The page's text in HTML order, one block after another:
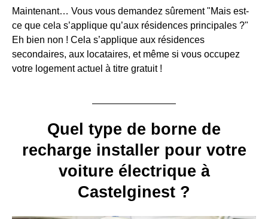
Maintenant… Vous vous demandez sûrement "Mais est-
ce que cela s’applique qu’aux résidences principales ?"
Eh bien non ! Cela s’applique aux résidences
secondaires, aux locataires, et même si vous occupez
votre logement actuel à titre gratuit !
Quel type de borne de
recharge installer pour votre
voiture électrique à
Castelginest ?